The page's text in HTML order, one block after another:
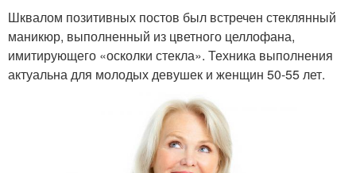
Шквалом позитивных постов был встречен стеклянный
маникюр, выполненный из цветного целлофана,
имитирующего «осколки стекла». Техника выполнения
актуальна для молодых девушек и женщин 50-55 лет.